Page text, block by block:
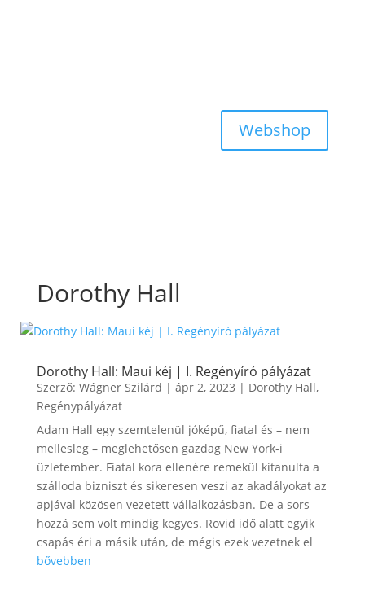
Webshop
Dorothy Hall
Dorothy Hall: Maui kéj | I. Regényíró pályázat
Szerző: Wágner Szilárd | ápr 2, 2023 | Dorothy Hall,
Regénypályázat
Adam Hall egy szemtelenül jóképű, fiatal és – nem
mellesleg – meglehetősen gazdag New York-i
üzletember. Fiatal kora ellenére remekül kitanulta a
szálloda bizniszt és sikeresen veszi az akadályokat az
apjával közösen vezetett vállalkozásban. De a sors
hozzá sem volt mindig kegyes. Rövid idő alatt egyik
csapás éri a másik után, de mégis ezek vezetnek el
bővebben